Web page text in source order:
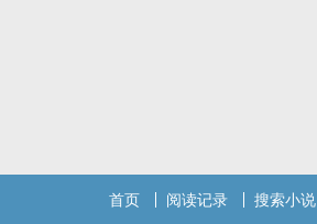
首页 阅读记录 搜索小说